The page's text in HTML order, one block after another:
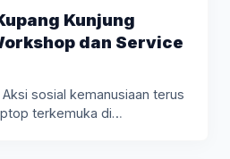
Kunjung
dan Service
sosial kemanusiaan terus
terkemuka di…